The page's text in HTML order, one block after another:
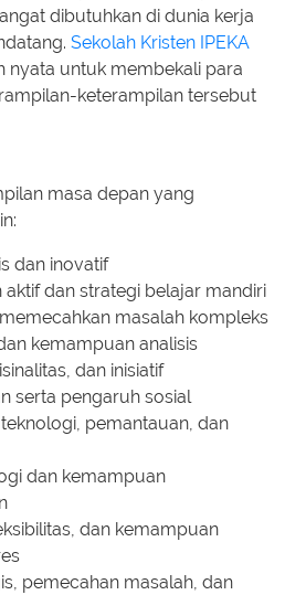
dibutuhkan di dunia kerja
Sekolah Kristen IPEKA
nyata untuk membekali para
keterampilan tersebut
masa depan yang
dan inovatif
aktif dan strategi belajar mandiri
masalah kompleks
kemampuan analisis
dan inisiatif
serta pengaruh sosial
pemantauan, dan
dan kemampuan
dan kemampuan
pemecahan masalah, dan